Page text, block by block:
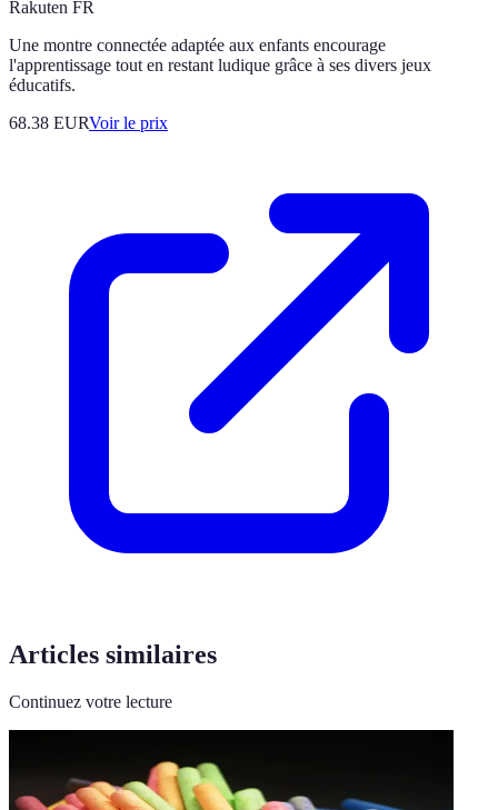
Rakuten FR
Une montre connectée adaptée aux enfants encourage
l'apprentissage tout en restant ludique grâce à ses divers jeux
éducatifs.
68.38 EURVoir le prix
Articles similaires
Continuez votre lecture